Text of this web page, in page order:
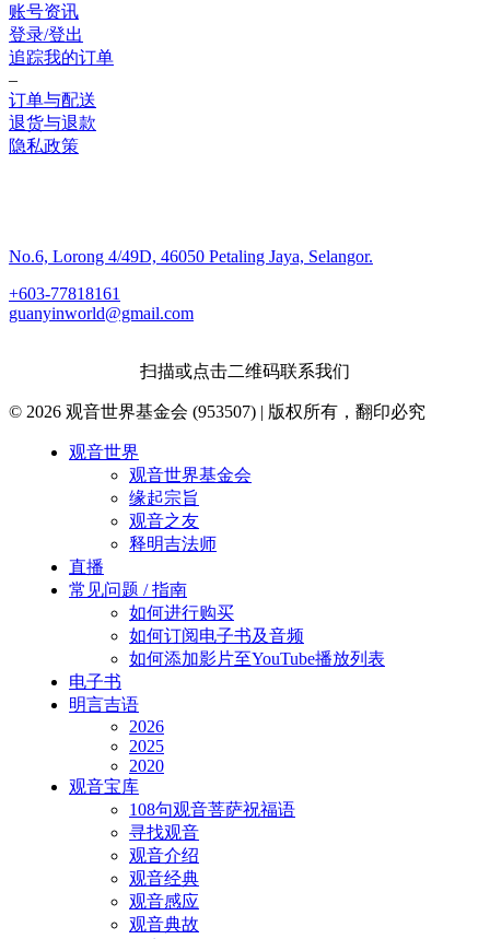
账号资讯
登录/登出
追踪我的订单
–
订单与配送
退货与退款
隐私政策
No.6, Lorong 4/49D, 46050 Petaling Jaya, Selangor.
+603-77818161
guanyinworld@gmail.com
扫描或点击二维码联系我们
© 2026 观音世界基金会 (953507) | 版权所有，翻印必究
观音世界
观音世界基金会
缘起宗旨
观音之友
释明吉法师
直播
常见问题 / 指南
如何进行购买
如何订阅电子书及音频
如何添加影片至YouTube播放列表
电子书
明言吉语
2026
2025
2020
观音宝库
108句观音菩萨祝福语
寻找观音
观音介绍
观音经典
观音感应
观音典故